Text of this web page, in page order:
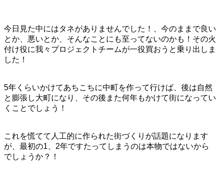
今日見た中にはタネがありませんでした！、今のままで良い
とか、悪いとか、そんなことにも至ってないのかも！その火
付け役に我々プロジェクトチームが一役買おうと乗り出しま
した！
5年くらいかけてあちこちに中町を作って行けば、後は自然
と膨張し大町になり、その後また何年もかけて街になってい
くことでしょう！
これを慌てて人工的に作られた街づくりが話題になります
が、最初の1、2年ですたってしまうのは本物ではないから
でしょうか？！